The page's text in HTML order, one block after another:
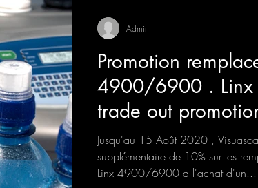
Promotion
4900/6900 . Linx 4900/6900
trade out
Jusqu'au 15 Août 2020 ,
supplémentaire de 10% sur les
Linx 4900/6900 a l'achat d'un...
Admin